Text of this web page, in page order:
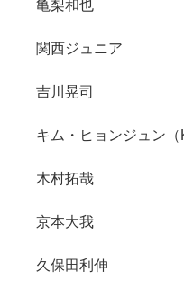
亀梨和也
関西ジュニア
吉川晃司
キム・ヒョンジュン
木村拓哉
京本大我
久保田利伸